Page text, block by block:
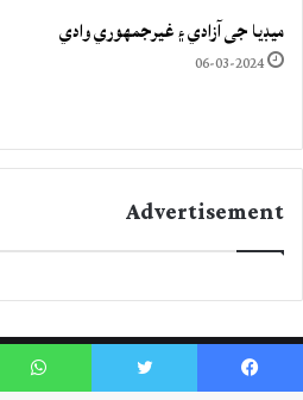
ميڊيا جي آزادي ۽ غيرجمھوري وادي
06-03-2024
Advertisement
Facebook
Twitter
WhatsApp